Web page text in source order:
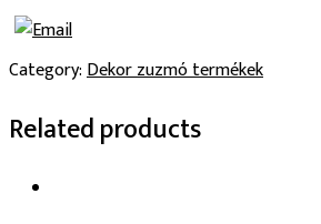
Category:Dekor zuzmó termékek
Related products